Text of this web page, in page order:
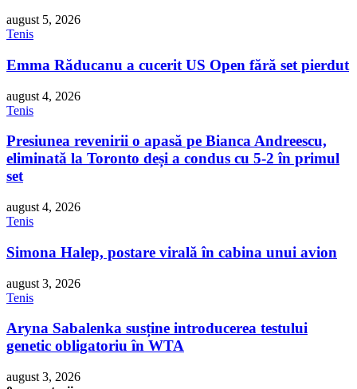
august 5, 2026
Tenis
Emma Răducanu a cucerit US Open fără set pierdut
august 4, 2026
Tenis
Presiunea revenirii o apasă pe Bianca Andreescu,
eliminată la Toronto deși a condus cu 5-2 în primul
set
august 4, 2026
Tenis
Simona Halep, postare virală în cabina unui avion
august 3, 2026
Tenis
Aryna Sabalenka susține introducerea testului
genetic obligatoriu în WTA
august 3, 2026